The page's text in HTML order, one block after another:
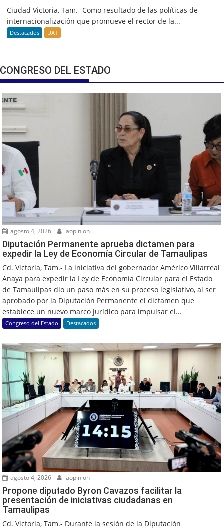
Ciudad Victoria, Tam.- Como resultado de las políticas de
internacionalización que promueve el rector de la...
Destacados UAT
CONGRESO DEL ESTADO
agosto 4, 2026 laopinion
Diputación Permanente aprueba dictamen para
expedir la Ley de Economía Circular de Tamaulipas
Cd. Victoria, Tam.- La iniciativa del gobernador Américo Villarreal
Anaya para expedir la Ley de Economía Circular para el Estado
de Tamaulipas dio un paso más en su proceso legislativo, al ser
aprobado por la Diputación Permanente el dictamen que
establece un nuevo marco jurídico para impulsar el...
Congreso del Estado Destacados
agosto 4, 2026 laopinion
Propone diputado Byron Cavazos facilitar la
presentación de iniciativas ciudadanas en
Tamaulipas
Cd. Victoria, Tam.- Durante la sesión de la Diputación